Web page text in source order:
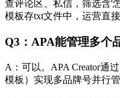
查评论区、私信，筛选含'
模板存txt文件中，运营直
Q3：APA能管理多个
A：可以。APA Creator通
模板）实现多品牌号并行